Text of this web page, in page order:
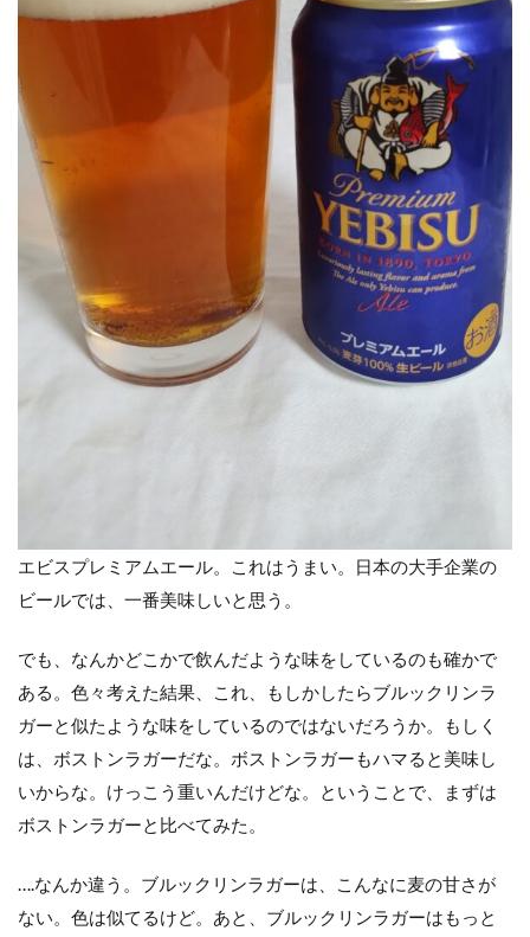
エビスプレミアムエール。これはうまい。日本の大手企業の
ビールでは、一番美味しいと思う。
でも、なんかどこかで飲んだような味をしているのも確かで
ある。色々考えた結果、これ、もしかしたらブルックリンラ
ガーと似たような味をしているのではないだろうか。もしく
は、ボストンラガーだな。ボストンラガーもハマると美味し
いからな。けっこう重いんだけどな。ということで、まずは
ボストンラガーと比べてみた。
….なんか違う。ブルックリンラガーは、こんなに麦の甘さが
ない。色は似てるけど。あと、ブルックリンラガーはもっと